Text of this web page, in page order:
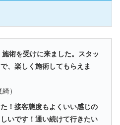
術を受けに来ました。スタッ
、楽しく施術してもらえま
）
！接客態度もよくいい感じの
いです！通い続けて行きたい